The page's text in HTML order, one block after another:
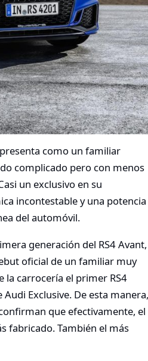
como un familiar
complicado pero con menos
un exclusivo en su
incontestable y una potencia
del automóvil.
generación del RS4 Avant,
oficial de un familiar muy
la carrocería el primer RS4
Exclusive. De esta manera,
que efectivamente, el
fabricado. También el más